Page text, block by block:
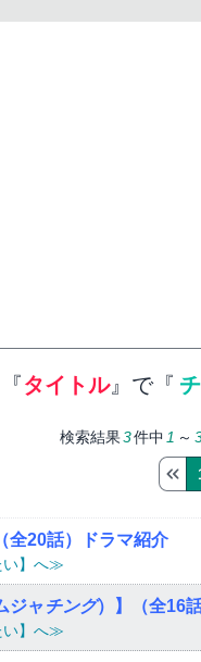
『タイトル』で『
検索結果3件中 1 ～
全20話）ドラマ紹介
い】へ≫
ジャ チング）】（全16
い】へ≫